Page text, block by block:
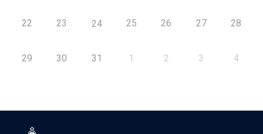
22 23 24 25 26 27 28
29 30 31 1 2 3 4